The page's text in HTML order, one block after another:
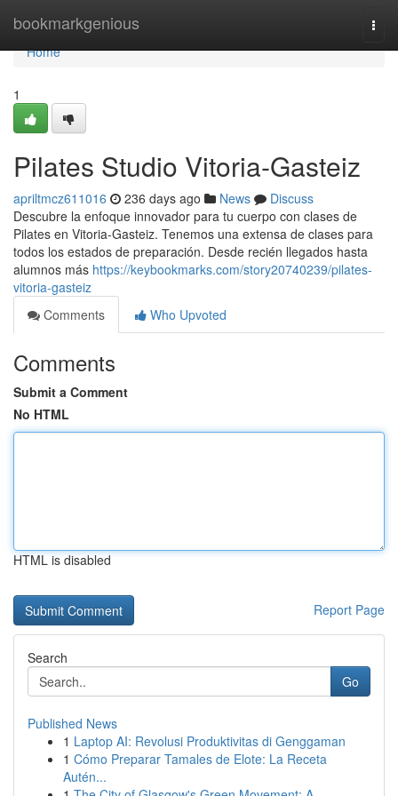
bookmarkgenious
Home
Home
1
Pilates Studio Vitoria-Gasteiz
apriltmcz611016 236 days ago News
Discuss
Descubre la enfoque innovador para tu cuerpo con clases de
Pilates en Vitoria-Gasteiz. Tenemos una extensa de clases para
todos los estados de preparación. Desde recién llegados hasta
alumnos más https://keybookmarks.com/story20740239/pilates-
vitoria-gasteiz
Comments
Who Upvoted
Comments
Submit a Comment
No HTML
HTML is disabled
Report Page
Search
Go
Published News
1 Laptop AI: Revolusi Produktivitas di Genggaman
1 Cómo Preparar Tamales de Elote: La Receta
Autén...